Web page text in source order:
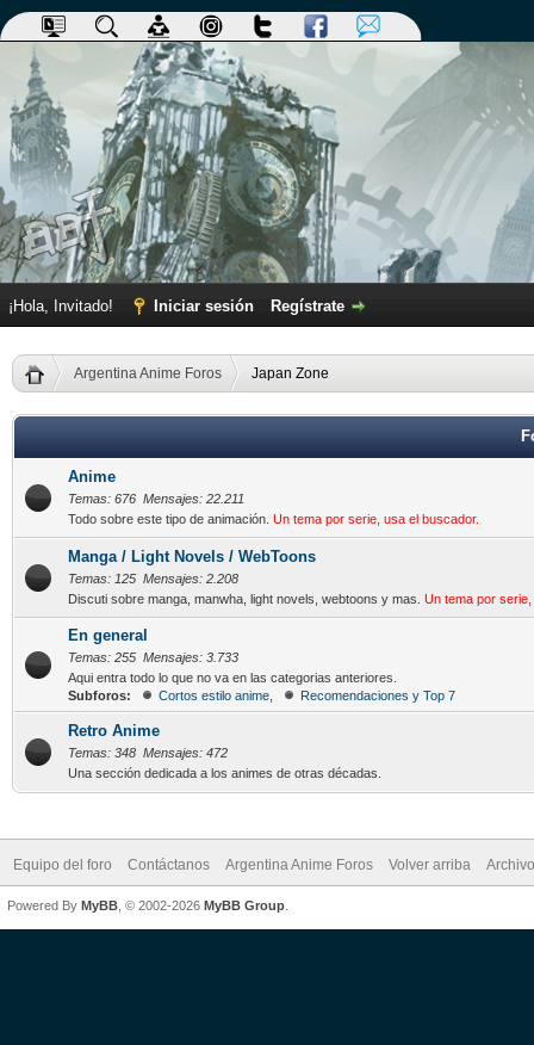
¡Hola, Invitado! Iniciar sesión Regístrate
Argentina Anime Foros Japan Zone
Anime
Temas: 676 Mensajes: 22.211
Todo sobre este tipo de animación. Un tema por serie, usa el buscador.
Manga / Light Novels / WebToons
Temas: 125 Mensajes: 2.208
Discuti sobre manga, manwha, light novels, webtoons y mas. Un tema por
En general
Temas: 255 Mensajes: 3.733
Aqui entra todo lo que no va en las categorias anteriores.
Subforos:
Cortos estilo anime Recomendaciones y Top 7
Retro Anime
Temas: 348 Mensajes: 472
Una sección dedicada a los animes de otras décadas.
Equipo del foro Contáctanos Argentina Anime Foros Volver arriba
Powered By MyBB , © 2002-2026 MyBB Group